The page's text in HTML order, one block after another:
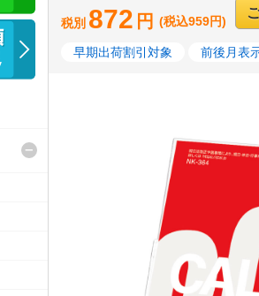
税別 872 円 (税込959円)
早期出荷割引対象 前後月表